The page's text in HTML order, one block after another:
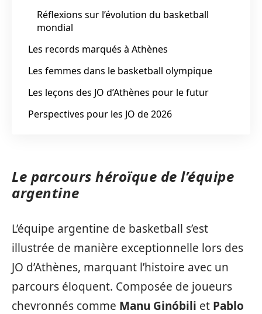
Réflexions sur l’évolution du basketball
mondial
Les records marqués à Athènes
Les femmes dans le basketball olympique
Les leçons des JO d’Athènes pour le futur
Perspectives pour les JO de 2026
Le parcours héroïque de l’équipe
argentine
L’équipe argentine de basketball s’est
illustrée de manière exceptionnelle lors des
JO d’Athènes, marquant l’histoire avec un
parcours éloquent. Composée de joueurs
chevronnés comme Manu Ginóbili et Pablo